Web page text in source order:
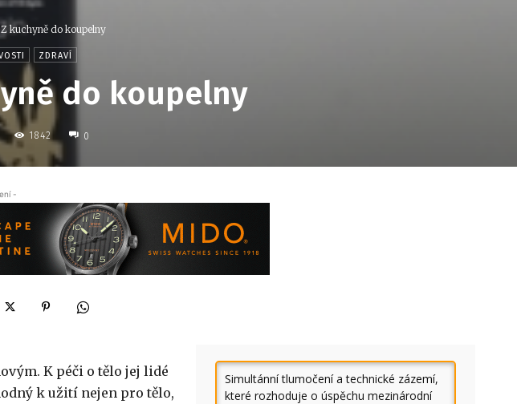
kuchyně do koupelny
ZDRAVÍ
do koupelny
1842 0
-
K péči o tělo jej lidé
k užití nejen pro tělo,
Simultánní tlumočení a technické zázemí,
které rozhoduje o úspěchu mezinárodní